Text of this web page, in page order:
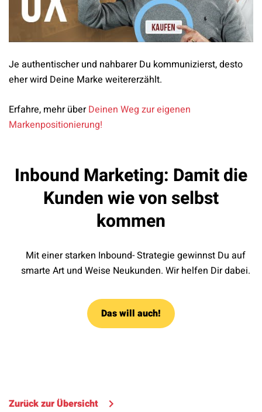
Je authentischer und nahbarer Du kommunizierst, desto
eher wird Deine Marke weitererzählt.
Erfahre, mehr überDeinen Weg zur eigenen
Markenpositionierung!
Inbound Marketing: Damit die
Kunden wie von selbst
kommen
Mit einer starken Inbound- Strategie gewinnst Du auf
smarte Art und Weise Neukunden. Wir helfen Dir dabei.
Das will auch!
Zurück zur Übersicht